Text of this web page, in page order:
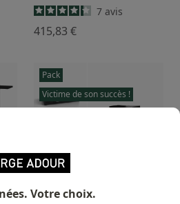
7 avis
415,83 €
Pack
Victime de son succès !
Votre choix.